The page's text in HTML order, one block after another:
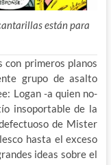
están para
con primeros planos
grupo de asalto
Logan -a quien no-
insoportable de la
de Mister
hasta el exceso
ideas sobre el